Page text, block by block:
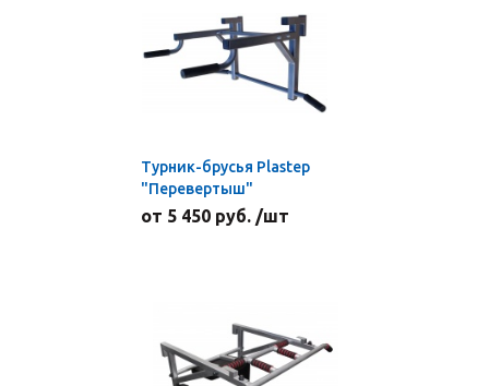
Турник-брусья Plastep
"Перевертыш"
от 5 450 руб. /шт